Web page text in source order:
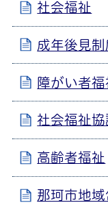
社会福祉
成年後見制
障がい者福
社会福祉協
高齢者福祉
那珂市地